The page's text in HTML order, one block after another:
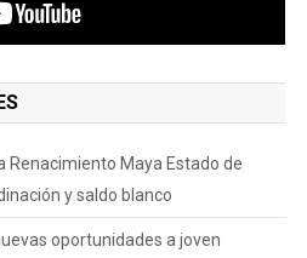
Renacimiento Maya Estado de
y saldo blanco
oportunidades a joven